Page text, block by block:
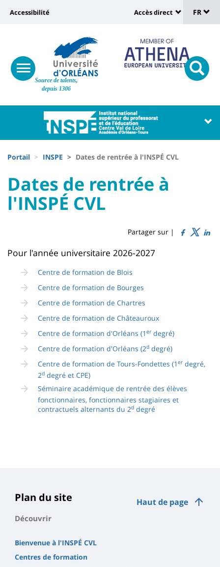
Site
Source de talents,
depuis 1306
Université
Recherche
responsive
menu
button
Université
vers
page
accessibilité
Accessibilité
:
Shortcut
links
Accès direct
de
FR
Université
Block
liste
des
composantes
d'Ariane
Portail INSPE Dates de rentrée à l'INSPÉ CVL
University
:
Sidebar
University
:
Main
Titre
Dates de rentrée à
l'INSPÉ CVL
Partager sur |
Contenu
de
page
principale
Pour l'année universitaire 2026-2027
Centre de formation de Blois
Centre de formation de Bourges
Centre de formation de Chartres
Centre de formation de Châteauroux
Centre de formation d'Orléans (1 er degré)
Centre de formation d'Orléans (2d degré)
Centre de formation de Tours-Fondettes (1 er degré,
2d degré et CPE)
Séminaire académique de rentrée des élèves
fonctionnaires, fonctionnaires stagiaires et
contractuels alternants du 2d degré
Haut de page
Plan du site
Découvrir
Bienvenue à l'INSPÉ CVL
Centres de formation